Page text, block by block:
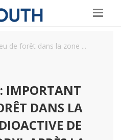
de forêt dans la zone ...
IMPORTANT
DANS LA
DE